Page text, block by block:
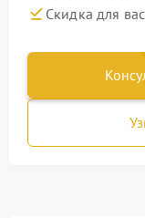
Скидка для